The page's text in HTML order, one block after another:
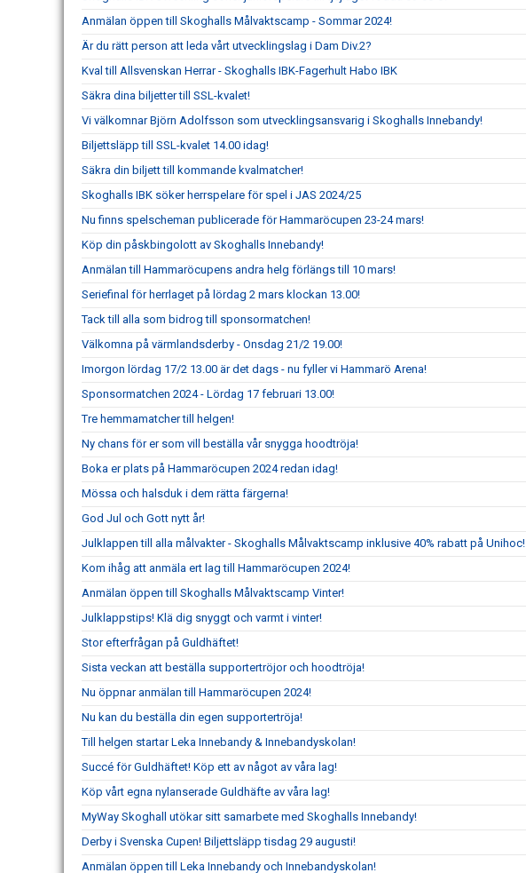
Anmälan öppen till Skoghalls Målvaktscamp - Sommar 2024!
Är du rätt person att leda vårt utvecklingslag i Dam Div.2?
Kval till Allsvenskan Herrar - Skoghalls IBK-Fagerhult Habo IBK
Säkra dina biljetter till SSL-kvalet!
Vi välkomnar Björn Adolfsson som utvecklingsansvarig i Skoghalls Innebandy!
Biljettsläpp till SSL-kvalet 14.00 idag!
Säkra din biljett till kommande kvalmatcher!
Skoghalls IBK söker herrspelare för spel i JAS 2024/25
Nu finns spelscheman publicerade för Hammaröcupen 23-24 mars!
Köp din påskbingolott av Skoghalls Innebandy!
Anmälan till Hammaröcupens andra helg förlängs till 10 mars!
Seriefinal för herrlaget på lördag 2 mars klockan 13.00!
Tack till alla som bidrog till sponsormatchen!
Välkomna på värmlandsderby - Onsdag 21/2 19.00!
Imorgon lördag 17/2 13.00 är det dags - nu fyller vi Hammarö Arena!
Sponsormatchen 2024 - Lördag 17 februari 13.00!
Tre hemmamatcher till helgen!
Ny chans för er som vill beställa vår snygga hoodtröja!
Boka er plats på Hammaröcupen 2024 redan idag!
Mössa och halsduk i dem rätta färgerna!
God Jul och Gott nytt år!
Julklappen till alla målvakter - Skoghalls Målvaktscamp inklusive 40% rabatt på Unihoc!
Kom ihåg att anmäla ert lag till Hammaröcupen 2024!
Anmälan öppen till Skoghalls Målvaktscamp Vinter!
Julklappstips! Klä dig snyggt och varmt i vinter!
Stor efterfrågan på Guldhäftet!
Sista veckan att beställa supportertröjor och hoodtröja!
Nu öppnar anmälan till Hammaröcupen 2024!
Nu kan du beställa din egen supportertröja!
Till helgen startar Leka Innebandy & Innebandyskolan!
Succé för Guldhäftet! Köp ett av något av våra lag!
Köp vårt egna nylanserade Guldhäfte av våra lag!
MyWay Skoghall utökar sitt samarbete med Skoghalls Innebandy!
Derby i Svenska Cupen! Biljettsläpp tisdag 29 augusti!
Anmälan öppen till Leka Innebandy och Innebandyskolan!